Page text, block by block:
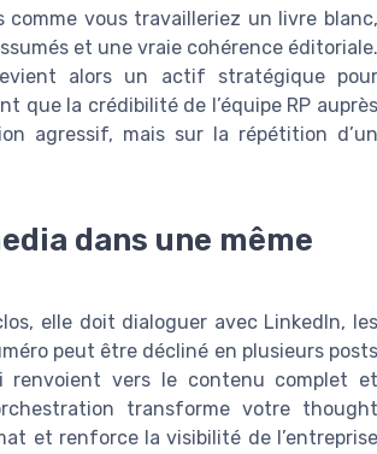
vous travailleriez un livre blanc,
et une vraie cohérence éditoriale.
alors un actif stratégique pour
que la crédibilité de l’équipe RP auprès
agressif, mais sur la répétition d’un
dans une même
elle doit dialoguer avec LinkedIn, les
peut être décliné en plusieurs posts
renvoient vers le contenu complet et
transforme votre thought
et renforce la visibilité de l’entreprise